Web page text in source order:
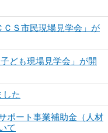
Ｓ市民現場見学会」が
ども現場見学会」が開
した
ポート事業補助金（人材
て